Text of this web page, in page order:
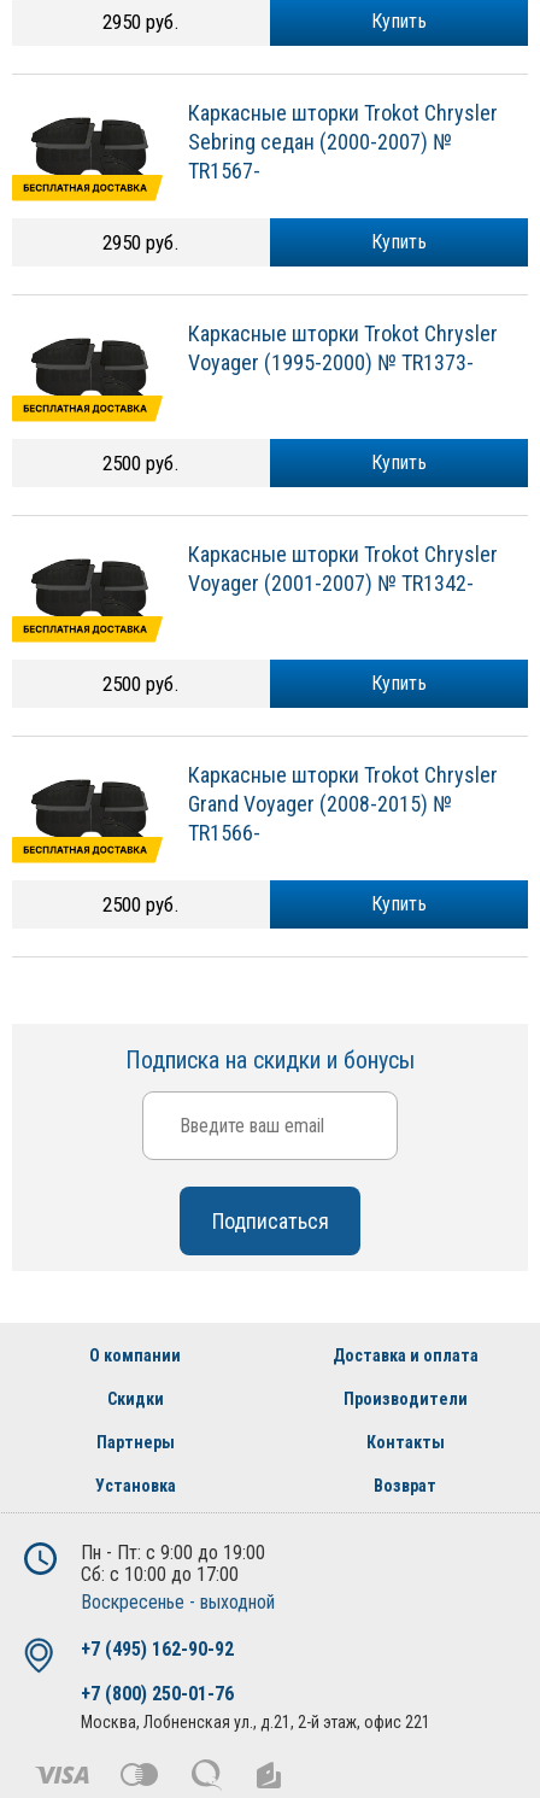
Купить
2950 руб.
Каркасные шторки Trokot Chrysler
Sebring седан (2000-2007) №
TR1567-
Купить
2950 руб.
Каркасные шторки Trokot Chrysler
Voyager (1995-2000) № TR1373-
Купить
2500 руб.
Каркасные шторки Trokot Chrysler
Voyager (2001-2007) № TR1342-
Купить
2500 руб.
Каркасные шторки Trokot Chrysler
Grand Voyager (2008-2015) №
TR1566-
Купить
2500 руб.
Подписка на скидки и бонусы
О компании Доставка и оплата
Скидки Производители
Партнеры Контакты
Установка Возврат
Пн - Пт: с 9:00 до 19:00
Сб: с 10:00 до 17:00
Воскресенье - выходной
+7 (495) 162-90-92
+7 (800) 250-01-76
Москва, Лобненская ул., д.21, 2-й этаж, офис 221